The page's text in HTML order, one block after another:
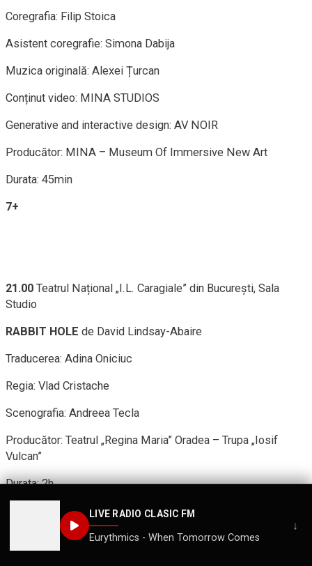
LIVE RADIO CLASIC FM
Eurythmics - When Tomorrow Comes
↓
Coregrafia: Filip Stoica
Asistent coregrafie: Simona Dabija
Muzica originală: Alexei Țurcan
Conținut video: MINA STUDIOS
Generative and interactive design: AV NOIR
Producător: MINA – Museum Of Immersive New Art
Durata: 45min
7+
21.00 Teatrul Național „I.L. Caragiale” din București, Sala
Studio
RABBIT HOLE de David Lindsay-Abaire
Traducerea: Adina Oniciuc
Regia: Vlad Cristache
Scenografia: Andreea Tecla
Producător: Teatrul „Regina Maria” Oradea – Trupa „Iosif
Vulcan”
Durata: 2h
Spectacol în limba română cu traducere în limba engleză